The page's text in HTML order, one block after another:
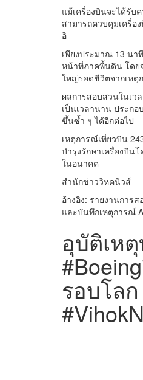
แม้เครื่องบินจะได้รับ
สามารถควบคุมเครื่อ
อิ
เพียงประมาณ 13 นา
หน้าที่ภาคพื้นดิน โดย
ใหญ่รอดชีวิตจากเห
ผลการสอบสวนในเว
เป็นเวลานาน ประก
ขึ้นซ้ำ ๆ ได้อีกต่อไป
เหตุการณ์เที่ยวบิน
บำรุงรักษาเครื่องบิน
ในอนาคต
สำนักข่าววิหคนิวส์
อ้างอิง: รายงานการ
และบันทึกเหตุการณ์
อุบัติเห
รอบโล